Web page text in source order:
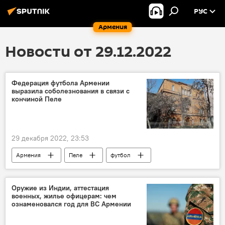
Армения
РУС
Новости от 29.12.2022
Федерация футбола Армении
выразила соболезнования в связи с
кончиной Пеле
29 декабря 2022, 23:53
Армения Пеле
футбол
Спорт
Новости Армения
соболезнования
Оружие из Индии, аттестация
военных, жилье офицерам: чем
ознаменовался год для ВС Армении